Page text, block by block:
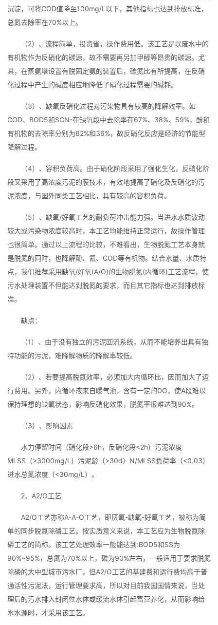
沉淀，可将COD值降至100mg/L以下，其他指标也达到排放标准，
总氮去除率在70%以上。
（2）、流程简单，投资省，操作费用低。该工艺是以废水中的
有机物作为反硝化的碳源，故不需要再另加甲醇等昂贵的碳源。尤
其，在蒸氨塔设置有脱固定氨的装置后，碳氮比有所提高，在反硝
化过程中产生的碱度相应地降低了硝化过程需要的碱耗。
（3）、缺氧反硝化过程对污染物具有较高的降解效率。如
COD、BOD5和SCN-在缺氧段中去除率在67%、38%、59%，酚和
有机物的去除率分别为62%和36%，故反硝化反应是经济的节能型
降解过程。
（4）、容积负荷高。由于硝化阶段采用了强化生化，反硝化阶
段又采用了高浓度污泥的膜技术，有效地提高了硝化及反硝化的污
泥浓度，与国外同类工艺相比，具有较高的容积负荷。
（5）、缺氧/好氧工艺的耐负荷冲击能力强。当进水水质波动
较大或污染物浓度较高时，本工艺均能维持正常运行，故操作管理
也很简单。通过以上流程的比较，不难看出，生物脱氮工艺本身就
是脱氮的同时，也降解酚、氰、COD等有机物。结合水量、水质特
点，我们推荐采用缺氧/好氧(A/O)的生物脱氮(内循环)工艺流程，使
污水处理装置不但能达到脱氮的要求，而且其它指标也达到排放标
准。
缺点：
（1）、由于没有独立的污泥回流系统，从而不能培养出具有独
特功能的污泥，难降解物质的降解率较低。
（2）、若要提高脱氮效率，必须加大内循环比，因而加大了运
行费用。另外，内循环液来自曝气池，含有一定的DO，使A段难以
保持理想的缺氧状态，影响反硝化效果，脱氮率很难达到90%。
（3）、影响因素
水力停留时间（硝化段>6h，反硝化段<2h）污泥浓度
MLSS（>3000mg/L）污泥龄（>30d）N/MLSS负荷率（<0.03）
进水总氮浓度（<30mg/L）。
2、A2/O工艺
A2/O工艺亦称A-A-O工艺，即厌氧-缺氧-好氧工艺，被称为简
单的同步脱氮除磷工艺。按实质意义来说，本工艺应为生物脱氮除
磷工艺的简称。该工艺处理效率一般能达到:BOD5和SS为
90%~95%，总氮为70%以上，磷为90%左右，一般适用于要求脱氮
除磷的大中型城市污水厂。但A2/O工艺的基建费和运行费均高于普
通活性污泥法，运行管理要求高，所以对目前我国国情来说，当处
理后的污水排入封闭性水体或缓流水体引起富营养化，从而影响给
水水源时，才采用该工艺。